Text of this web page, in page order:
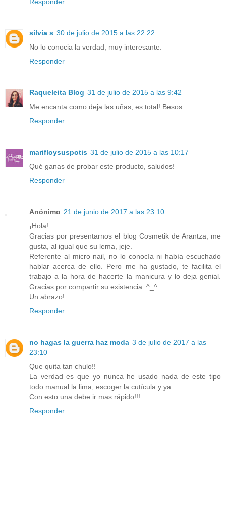
Responder
silvia s 30 de julio de 2015 a las 22:22
No lo conocia la verdad, muy interesante.
Responder
Raqueleita Blog 31 de julio de 2015 a las 9:42
Me encanta como deja las uñas, es total! Besos.
Responder
marifloysuspotis 31 de julio de 2015 a las 10:17
Qué ganas de probar este producto, saludos!
Responder
Anónimo 21 de junio de 2017 a las 23:10
¡Hola!
Gracias por presentarnos el blog Cosmetik de Arantza, me
gusta, al igual que su lema, jeje.
Referente al micro nail, no lo conocía ni había escuchado
hablar acerca de ello. Pero me ha gustado, te facilita el
trabajo a la hora de hacerte la manicura y lo deja genial.
Gracias por compartir su existencia. ^_^
Un abrazo!
Responder
no hagas la guerra haz moda 3 de julio de 2017 a las
23:10
Que quita tan chulo!!
La verdad es que yo nunca he usado nada de este tipo
todo manual la lima, escoger la cutícula y ya.
Con esto una debe ir mas rápido!!!
Responder